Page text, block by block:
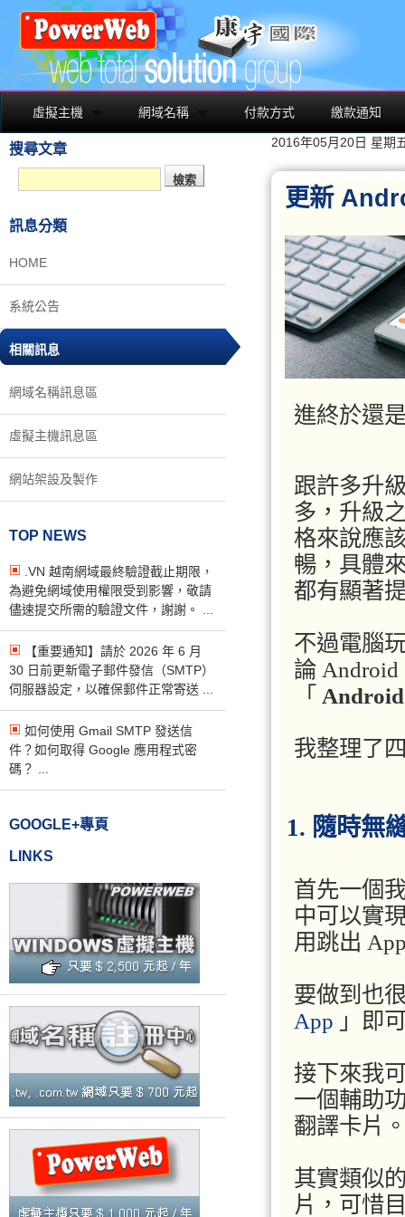
虛擬主機 網域名稱 付款方式 繳款通知
搜尋文章
訊息分類
HOME
系統公告
相關訊息
網域名稱訊息區
虛擬主機訊息區
網站架設及製作
TOP NEWS
.VN 越南網域最終驗證截止期限，
為避免網域使用權限受到影響，敬請
儘速提交所需的驗證文件，謝謝。 ...
【重要通知】請於 2026 年 6 月
30 日前更新電子郵件發信（SMTP）
伺服器設定，以確保郵件正常寄送 ...
如何使用 Gmail SMTP 發送信
件？如何取得 Google 應用程式密
碼？ ...
GOOGLE+專頁
LINKS
2016年05月20日 星期
更新
進終於還
跟許多升
多，升級
格來說應
暢，具體
都有顯著
不過電腦
論
「
我整理了
1. 隨時無
首先一個
中可以實
用跳出
要做到也
App 」即
接下來我
一個輔助
翻譯卡片
其實類似
片，可惜